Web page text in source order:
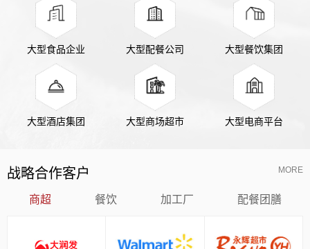
大型食品企业 大型配餐公司 大型餐饮集团
大型酒店集团 大型商场超市 大型电商平台
战略合作客户
商超 餐饮 加工厂 配餐团膳
MORE